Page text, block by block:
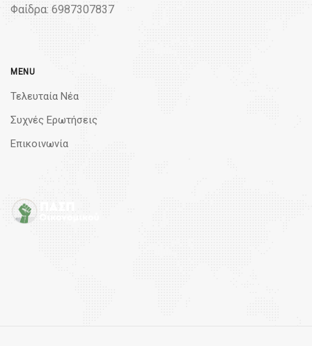
Φαίδρα: 6987307837
MENU
Τελευταία Νέα
Συχνές Ερωτήσεις
Επικοινωνία